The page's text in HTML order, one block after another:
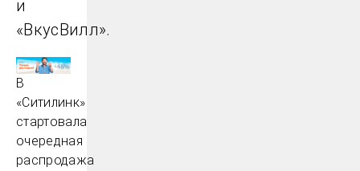
и
«ВкусВилл».
В
«Ситилинк»
стартовала
очередная
распродажа